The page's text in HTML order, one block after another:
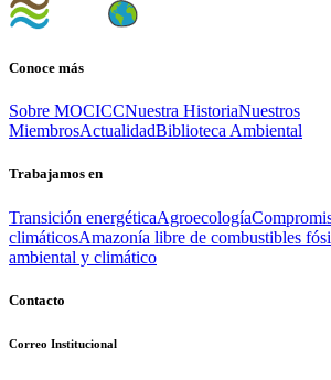
Conoce más
Sobre MOCICCNuestra HistoriaNuestros
MiembrosActualidadBiblioteca Ambiental
Trabajamos en
Transición energéticaAgroecología
climáticosAmazonía libre de combustibles
ambiental y climático
Contacto
Correo Institucional